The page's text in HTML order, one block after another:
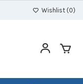
Wishlist (0)